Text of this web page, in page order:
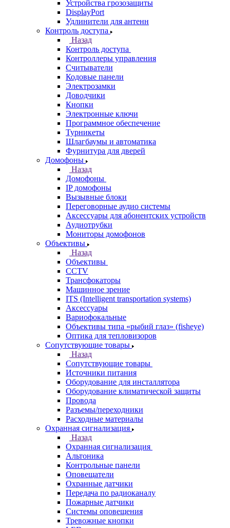
Устройства грозозащиты
DisplayPort
Удлинители для антенн
Контроль доступа
Назад
Контроль доступа
Контроллеры управления
Считыватели
Кодовые панели
Электрозамки
Доводчики
Кнопки
Электронные ключи
Программное обеспечение
Турникеты
Шлагбаумы и автоматика
Фурнитура для дверей
Домофоны
Назад
Домофоны
IP домофоны
Вызывные блоки
Переговорные аудио системы
Аксессуары для абонентских устройств
Аудиотрубки
Мониторы домофонов
Объективы
Назад
Объективы
CCTV
Трансфокаторы
Машинное зрение
ITS (Intelligent transportation systems)
Аксессуары
Вариофокальные
Объективы типа «рыбий глаз» (fisheye)
Оптика для тепловизоров
Сопутствующие товары
Назад
Сопутствующие товары
Источники питания
Оборудование для инсталлятора
Оборудование климатической защиты
Провода
Разъемы/переходники
Расходные материалы
Охранная сигнализация
Назад
Охранная сигнализация
Альтоника
Контрольные панели
Оповещатели
Охранные датчики
Передача по радиоканалу
Пожарные датчики
Системы оповещения
Тревожные кнопки